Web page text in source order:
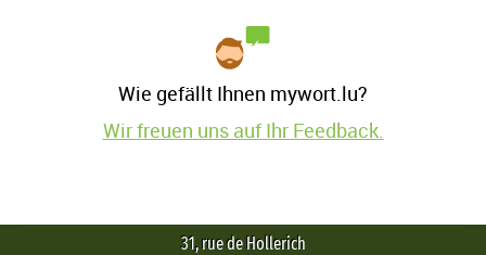
Wie gefällt Ihnen mywort.lu?
Wir freuen uns auf Ihr Feedback.
31, rue de Hollerich